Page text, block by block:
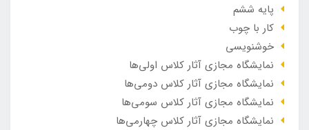
پایه ششم
کار با چوب
خوشنویسی
نمایشگاه مجازی آثار کلاس اولی‌ها
نمایشگاه مجازی آثار کلاس دومی‌ها
نمایشگاه مجازی آثار کلاس سومی‌ها
نمایشگاه مجازی آثار کلاس چهارمی‌ها